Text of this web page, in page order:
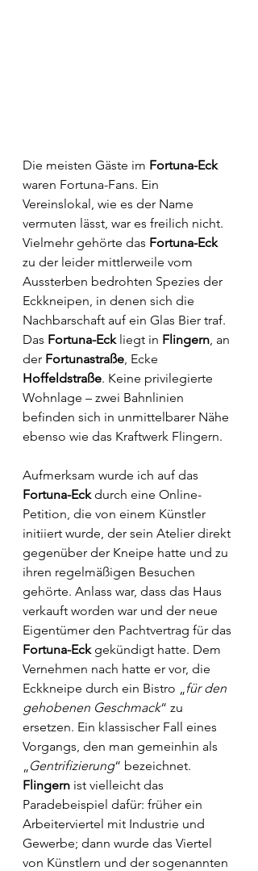
Die meisten Gäste im Fortuna-Eck
waren Fortuna-Fans. Ein
Vereinslokal, wie es der Name
vermuten lässt, war es freilich nicht.
Vielmehr gehörte das Fortuna-Eck
zu der leider mittlerweile vom
Aussterben bedrohten Spezies der
Eckkneipen, in denen sich die
Nachbarschaft auf ein Glas Bier traf.
Das Fortuna-Eck liegt in Flingern, an
der Fortunastraße, Ecke
Hoffeldstraße. Keine privilegierte
Wohnlage – zwei Bahnlinien
befinden sich in unmittelbarer Nähe
ebenso wie das Kraftwerk Flingern.
Aufmerksam wurde ich auf das
Fortuna-Eck durch eine Online-
Petition, die von einem Künstler
initiiert wurde, der sein Atelier direkt
gegenüber der Kneipe hatte und zu
ihren regelmäßigen Besuchen
gehörte. Anlass war, dass das Haus
verkauft worden war und der neue
Eigentümer den Pachtvertrag für das
Fortuna-Eck gekündigt hatte. Dem
Vernehmen nach hatte er vor, die
Eckkneipe durch ein Bistro „für den
gehobenen Geschmack“ zu
ersetzen. Ein klassischer Fall eines
Vorgangs, den man gemeinhin als
„Gentrifizierung“ bezeichnet.
Flingern ist vielleicht das
Paradebeispiel dafür: früher ein
Arbeiterviertel mit Industrie und
Gewerbe; dann wurde das Viertel
von Künstlern und der sogenannten